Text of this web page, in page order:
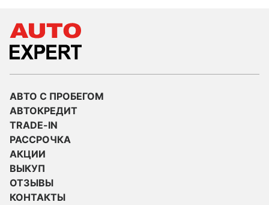
АВТО С ПРОБЕГОМ
АВТОКРЕДИТ
TRADE-IN
РАССРОЧКА
АКЦИИ
ВЫКУП
ОТЗЫВЫ
КОНТАКТЫ